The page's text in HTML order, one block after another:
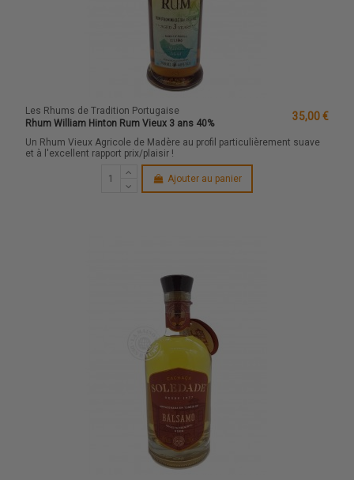
Les Rhums de Tradition Portugaise
Rhum William Hinton Rum Vieux 3 ans 40%
35,00 €
Un Rhum Vieux Agricole de Madère au profil particulièrement suave
et à l'excellent rapport prix/plaisir !
Ajouter au panier